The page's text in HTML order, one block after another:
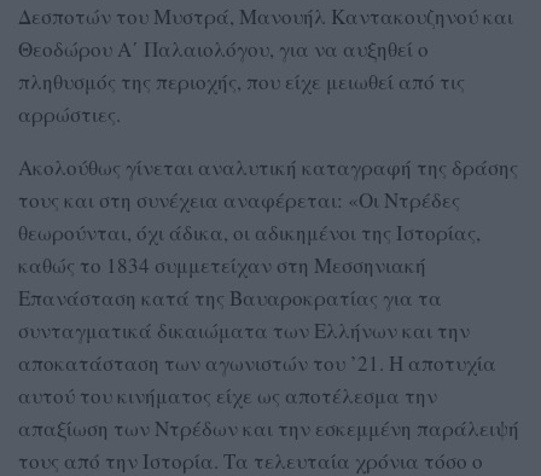
Δεσποτών του Μυστρά, Μανουήλ Καντακουζηνού και
Θεοδώρου A΄ Παλαιολόγου, για να αυξηθεί ο
πληθυσμός της περιοχής, που είχε μειωθεί από τις
αρρώστιες.
Ακολούθως γίνεται αναλυτική καταγραφή της δράσης
τους και στη συνέχεια αναφέρεται: «Οι Ντρέδες
θεωρούνται, όχι άδικα, οι αδικημένοι της Ιστορίας,
καθώς το 1834 συμμετείχαν στη Μεσσηνιακή
Επανάσταση κατά της Βαυαροκρατίας για τα
συνταγματικά δικαιώματα των Ελλήνων και την
αποκατάσταση των αγωνιστών του ’21. Η αποτυχία
αυτού του κινήματος είχε ως αποτέλεσμα την
απαξίωση των Ντρέδων και την εσκεμμένη παράλειψή
τους από την Ιστορία. Τα τελευταία χρόνια τόσο ο